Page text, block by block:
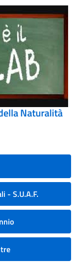
Naturalità
- S.U.A.F.